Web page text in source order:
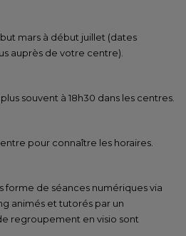
mars à début juillet (dates
auprès de votre centre).
souvent à 18h30 dans les centres.
pour connaître les horaires.
forme de séances numériques via
animés et tutorés par un
regroupement en visio sont